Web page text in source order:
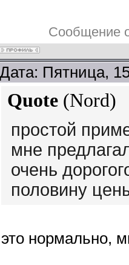
Сообщение
Дата: Пятница,
Quote (Nord)
простой
мне
очень
половину
это нормально,